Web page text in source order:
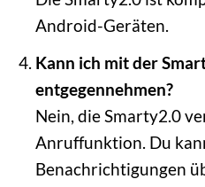
Android-Geräten.
Kann ich mit der
entgegennehmen?
Nein, die Smarty2.0
Anruffunktion. Du
Benachrichtigungen